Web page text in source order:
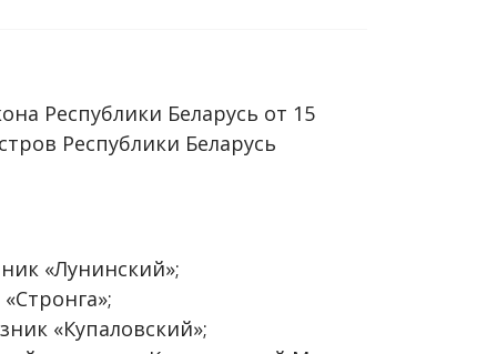
Республики Беларусь от 15
Республики Беларусь
«Лунинский»;
«Купаловский»;